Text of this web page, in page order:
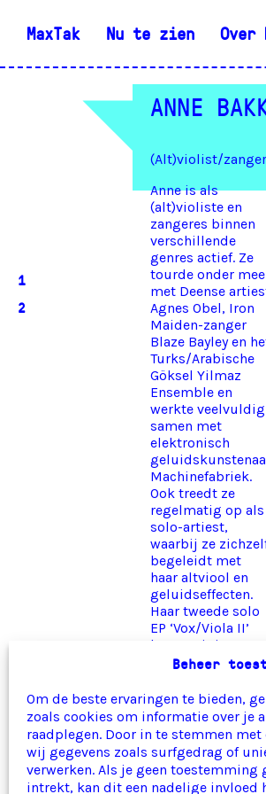
Beheer
Om de beste ervaringen te bieden,
zoals cookies om informatie over je
raadplegen. Door in te stemmen
wij gegevens zoals surfgedrag of
verwerken. Als je geen
intrekt, kan dit een nadelige invloed
MaxTak Nu te zien Over
ANNE
(Alt)violist/zanger
Anne is als
(alt)violiste en
zangeres binnen
verschillende
genres actief. Ze
tourde onder
met Deense
Agnes Obel, Iron
Maiden-zanger
Blaze Bayley en
Turks/Arabische
Göksel Yilmaz
Ensemble en
werkte veelvuldig
samen met
elektronisch
Machinefabriek.
Ook treedt ze
regelmatig op als
solo-artiest,
waarbij ze
begeleidt met
haar altviool en
geluidseffecten.
Haar tweede solo
EP ‘Vox/Viola II’
kwam uit in 2023.
Bij MaxTak speelt
zingt in Gullivers
reizen.
Foto Anne: © Julia
Bo Heijnen
1
2